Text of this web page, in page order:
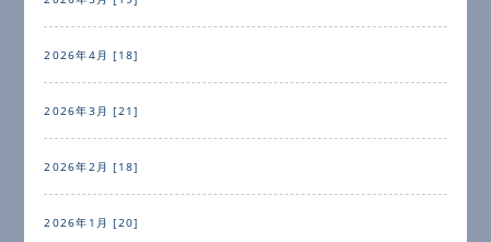
2026年4月 [18]
2026年3月 [21]
2026年2月 [18]
2026年1月 [20]